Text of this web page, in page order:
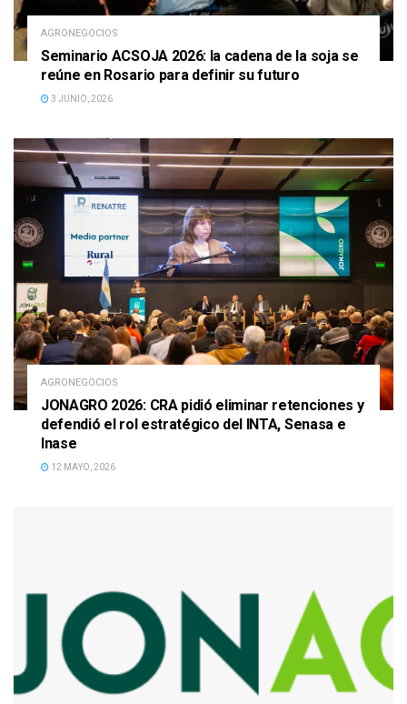
AGRONEGOCIOS
Seminario ACSOJA 2026: la cadena de la soja se
reúne en Rosario para definir su futuro
3 JUNIO, 2026
AGRONEGOCIOS
JONAGRO 2026: CRA pidió eliminar retenciones y
defendió el rol estratégico del INTA, Senasa e
Inase
12 MAYO, 2026